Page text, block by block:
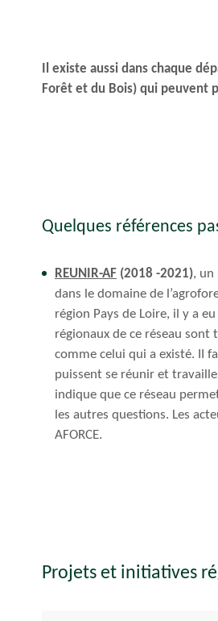
Il existe aussi dans chaque
Forêt et du Bois) qui peuvent
Quelques références
REUNIR-AF (2018 -2021), un
dans le domaine de
région Pays de Loire, il y a
régionaux de ce réseau
comme celui qui a existé. II
puissent se réunir et
indique que ce réseau
les autres questions. Les
AFORCE.
Projets et initiatives